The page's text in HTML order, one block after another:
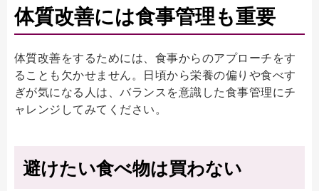
体質改善には食事管理も重要
体質改善をするためには、食事からのアプローチをす
ることも欠かせません。日頃から栄養の偏りや食べす
ぎが気になる人は、バランスを意識した食事管理にチ
ャレンジしてみてください。
避けたい食べ物は買わない